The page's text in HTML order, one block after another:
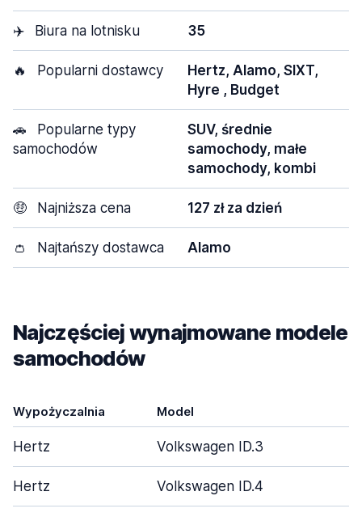
✈️ Biura na lotnisku 35
🔥 Popularni dostawcy
Hertz, Alamo, SIXT,
Hyre , Budget
🚗
Popularne typy
samochodów
SUV, średnie
samochody, małe
samochody, kombi
🤑 Najniższa cena 127 zł za dzień
👛 Najtańszy dostawca Alamo
Najczęściej wynajmowane modele
samochodów
Wypożyczalnia Model
Hertz Volkswagen ID.3
Hertz Volkswagen ID.4